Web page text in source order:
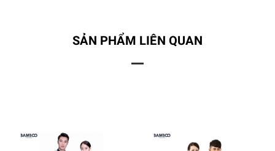
SẢN PHẨM LIÊN QUAN